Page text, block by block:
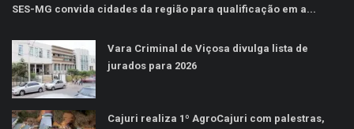
SES-MG convida cidades da região para qualificação em a...
Vara Criminal de Viçosa divulga lista de
jurados para 2026
Cajuri realiza 1º AgroCajuri com palestras,